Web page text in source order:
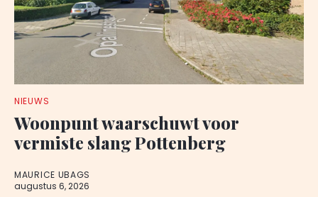
NIEUWS
Woonpunt waarschuwt voor
vermiste slang Pottenberg
MAURICE UBAGS
augustus 6, 2026